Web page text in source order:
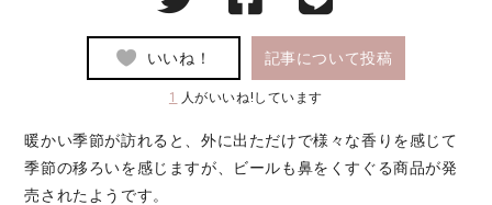
いいね！ 記事について投稿
1 人がいいね!しています
暖かい季節が訪れると、外に出ただけで様々な香りを感じて
季節の移ろいを感じますが、ビールも鼻をくすぐる商品が発
売されたようです。